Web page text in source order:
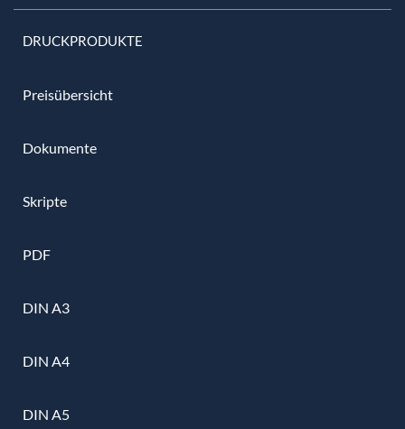
DRUCKPRODUKTE
Preisübersicht
Dokumente
Skripte
PDF
DIN A3
DIN A4
DIN A5